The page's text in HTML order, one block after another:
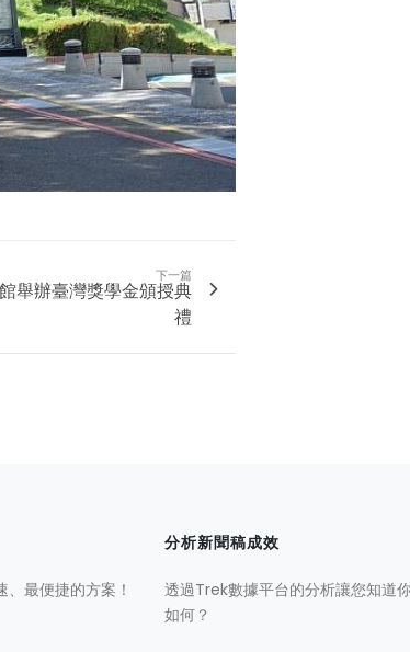
下一篇
舉辦臺灣獎學金頒授典
禮
最便捷的方案！
分析新聞稿成效
透過Trek數據平台的分析讓您知道
如何？